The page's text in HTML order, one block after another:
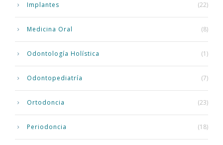
Implantes (22)
Medicina Oral (8)
Odontología Holística (1)
Odontopediatría (7)
Ortodoncia (23)
Periodoncia (18)